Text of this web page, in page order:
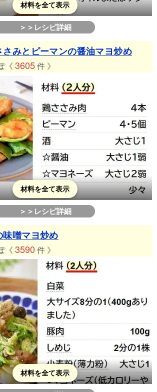
材料を全て表示
＞＞レシピ詳細
さみとピーマンの醤油マヨ炒め
《 3605件 》
材料を全て表示
＞＞レシピ詳細
味噌マヨ炒め
《 3590 件 》
材料を全て表示